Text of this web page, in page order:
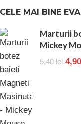
CELE MAI BINE
Marturii
Mickey
5,40lei 4,90